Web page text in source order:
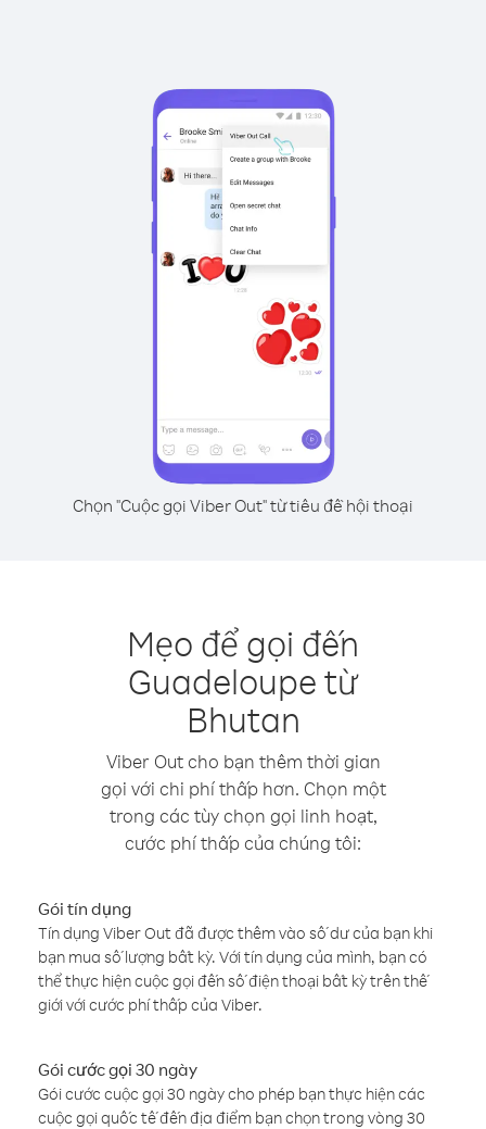
Chọn "Cuộc gọi Viber Out" từ tiêu đề hội thoại
Mẹo để gọi đến
Guadeloupe từ
Bhutan
Viber Out cho bạn thêm thời gian
gọi với chi phí thấp hơn. Chọn một
trong các tùy chọn gọi linh hoạt,
cước phí thấp của chúng tôi:
Gói tín dụng
Tín dụng Viber Out đã được thêm vào số dư của bạn khi
bạn mua số lượng bất kỳ. Với tín dụng của mình, bạn có
thể thực hiện cuộc gọi đến số điện thoại bất kỳ trên thế
giới với cước phí thấp của Viber.
Gói cước gọi 30 ngày
Gói cước cuộc gọi 30 ngày cho phép bạn thực hiện các
cuộc gọi quốc tế đến địa điểm bạn chọn trong vòng 30